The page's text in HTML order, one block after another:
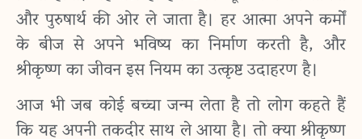
और पुरुषार्थ की ओर ले जाता है। हर आत्मा अपने कर्मों
के बीज से अपने भविष्य का निर्माण करती है, और
श्रीकृष्ण का जीवन इस नियम का उत्कृष्ट उदाहरण है।
आज भी जब कोई बच्चा जन्म लेता है तो लोग कहते हैं
कि यह अपनी तकदीर साथ ले आया है। तो क्या श्रीकृष्ण